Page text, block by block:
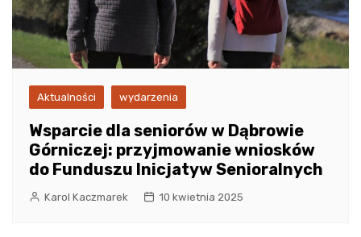
Aktualności wydarzenia
Wsparcie dla seniorów w Dąbrowie
Górniczej: przyjmowanie wniosków
do Funduszu Inicjatyw Senioralnych
Karol Kaczmarek 10 kwietnia 2025